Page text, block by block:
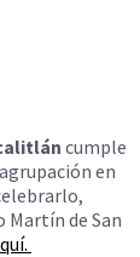
cumple
en
Martín de San